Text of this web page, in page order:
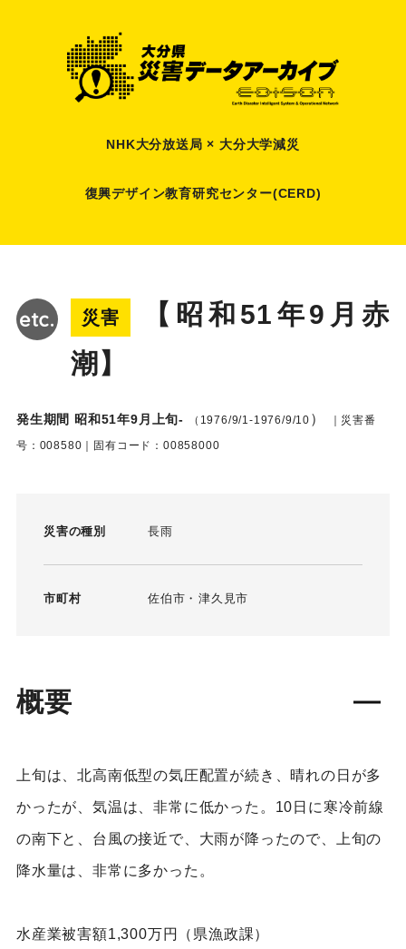
NHK大分放送局 × 大分大学減災
復興デザイン教育研究センター(CERD)
災害
【昭和51年9月赤
潮】
発生期間 昭和51年9月上旬- （1976/9/1-1976/9/10 ）
｜災害番
号：008580｜固有コード：00858000
災害の種別 長雨
市町村 佐伯市 津久見市
概要
上旬は、北高南低型の気圧配置が続き、晴れの日が多
かったが、気温は、非常に低かった。10日に寒冷前線
の南下と、台風の接近で、大雨が降ったので、上旬の
降水量は、非常に多かった。
水産業被害額1,300万円（県漁政課）